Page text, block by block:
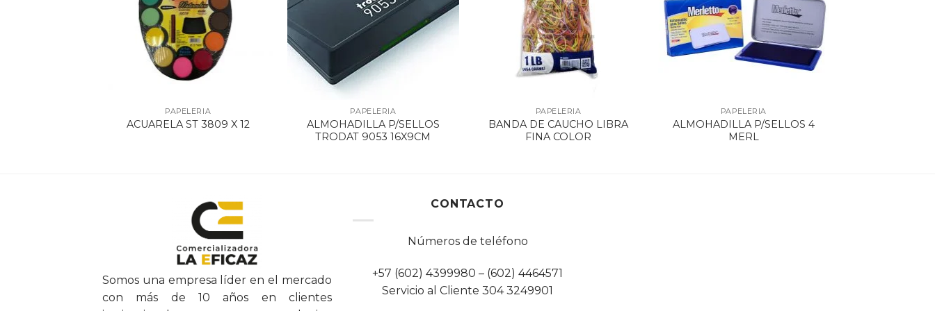
PAPELERIA
ACUARELA ST 3809 X 12
PAPELERIA
ALMOHADILLA P/SELLOS
TRODAT 9053 16X9CM
PAPELERIA
BANDA DE CAUCHO LIBRA
FINA COLOR
PAPELERIA
ALMOHADILLA P/SELLOS 4
MERL
Somos una empresa líder en el mercado
con más de 10 años en clientes
CONTACTO
Números de teléfono
+57 (602) 4399980 – (602) 4464571
Servicio al Cliente 304 3249901